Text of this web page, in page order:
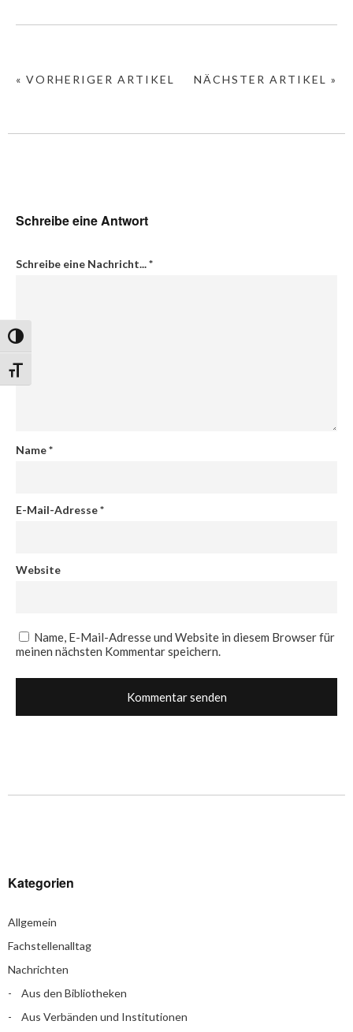
Umschalten auf hohe Kontraste
Schrift vergrößern
NÄCHSTER ARTIKEL »
« VORHERIGER ARTIKEL
Schreibe eine Antwort
Schreibe eine Nachricht...*
Name*
E-Mail-Adresse*
Website
Name, E-Mail-Adresse und Website in diesem Browser für
meinen nächsten Kommentar speichern.
Kategorien
Allgemein
Fachstellenalltag
Nachrichten
Aus den Bibliotheken
Aus Verbänden und Institutionen